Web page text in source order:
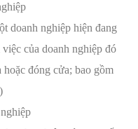
doanh nghiệp hiện đang
của doanh nghiệp đó
đóng cửa; bao gồm